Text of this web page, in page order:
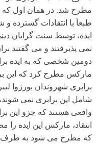
مطرح شد. در همان اول که
طبعاَ با انتقادات گسترده و
ایده، توسط سنت گرایان
نمی پذیرفتند و می گفتند
دومین شخصی که به ایده
مارکس مطرح کرد که این
برابری شهروندان بورژوا
شامل این برابری نمی
واقعی هستند که جزو این
انتقاد، مارکس این ایده را
که مطرح می شود به طرف